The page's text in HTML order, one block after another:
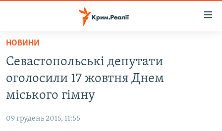
Перейти
основного
матеріалу
Перейти
до
основної
навігації
ВІДЕО ТА ФОТО
БЛОГИ
НОВИНИ
Севастопольські депутати
оголосили 17 жовтня Днем
міського гімну
09 грудень 2015, 11:55